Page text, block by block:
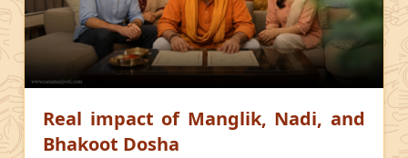
Real impact of Manglik, Nadi, and
Bhakoot Dosha